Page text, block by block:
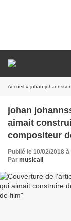
Accueil » johan johannsson, un
johan
aimait
compositeur
Publié le 10/02/2018 à
Par musicali